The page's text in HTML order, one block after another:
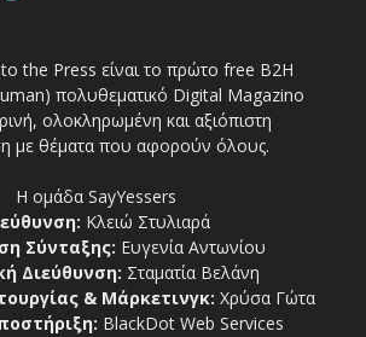
the Press είναι το πρώτο free Β2Η
πολυθεματικό Digital Magazino
ολοκληρωμένη και αξιόπιστη
με θέματα που αφορούν όλους.
Η ομάδα SayYessers
Κλειώ Στυλιαρά
Σύνταξης: Ευγενία Αντωνίου
Διεύθυνση: Σταματία Βελάνη
& Μάρκετινγκ: Χρύσα Γώτα
BlackDot Web Services